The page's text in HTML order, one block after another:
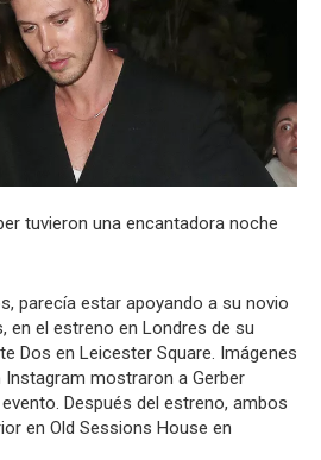
tuvieron una encantadora noche
parecía estar apoyando a su novio
en el estreno en Londres de su
Dos en Leicester Square. Imágenes
mostraron a Gerber
Después del estreno, ambos
en Old Sessions House en